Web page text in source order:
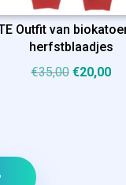
Outfit van
herfstblaadjes
€35,00 €20,00